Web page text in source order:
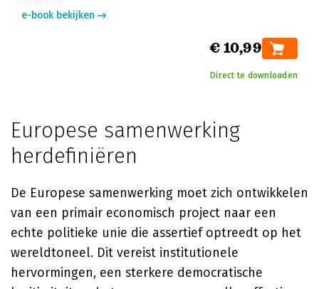
e-book bekijken
€ 10,99
Direct te downloaden
Europese samenwerking
herdefiniëren
De Europese samenwerking moet zich ontwikkelen
van een primair economisch project naar een
echte politieke unie die assertief optreedt op het
wereldtoneel. Dit vereist institutionele
hervormingen, een sterkere democratische